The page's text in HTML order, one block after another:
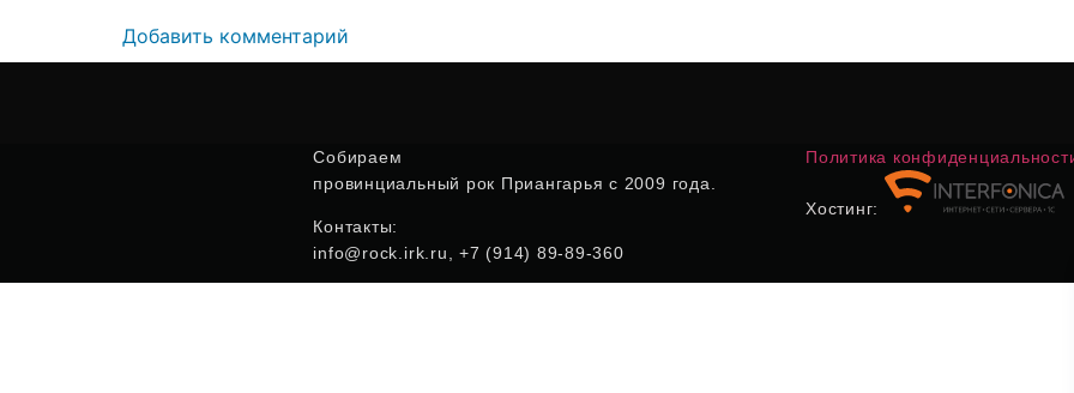
Добавить комментарий
Собираем
провинциальный рок Приангарья с 2009 года.
Контакты:
info@rock.irk.ru, +7 (914) 89-89-360
Политика
Хостинг: